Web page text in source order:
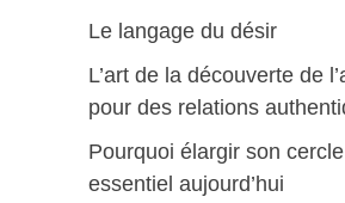
Le langage du désir
L’art de la découverte de
pour des relations
Pourquoi élargir son
essentiel aujourd’hui